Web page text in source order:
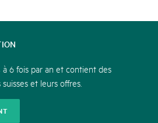
6 fois par an et contient des
et leurs offres.